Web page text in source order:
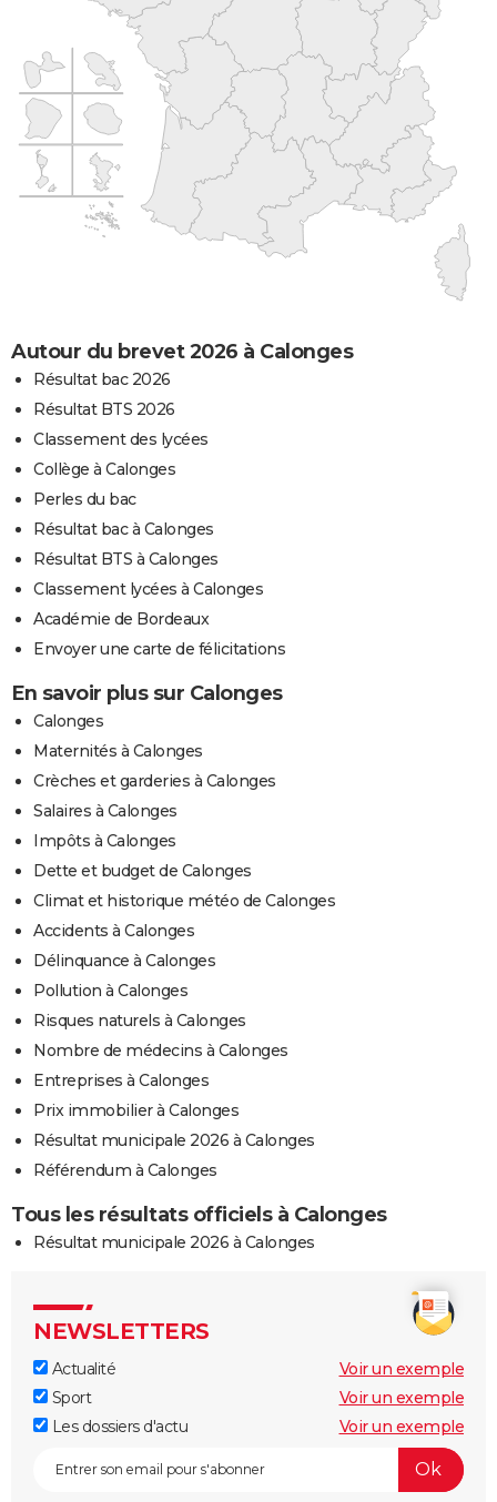
Autour du brevet 2026 à Calonges
Résultat bac 2026
Résultat BTS 2026
Classement des lycées
Collège à Calonges
Perles du bac
Résultat bac à Calonges
Résultat BTS à Calonges
Classement lycées à Calonges
Académie de Bordeaux
Envoyer une carte de félicitations
En savoir plus sur Calonges
Calonges
Maternités à Calonges
Crèches et garderies à Calonges
Salaires à Calonges
Impôts à Calonges
Dette et budget de Calonges
Climat et historique météo de Calonges
Accidents à Calonges
Délinquance à Calonges
Pollution à Calonges
Risques naturels à Calonges
Nombre de médecins à Calonges
Entreprises à Calonges
Prix immobilier à Calonges
Résultat municipale 2026 à Calonges
Référendum à Calonges
Tous les résultats officiels à Calonges
Résultat municipale 2026 à Calonges
NEWSLETTERS
Actualité
Voir un exemple
Sport
Voir un exemple
Les dossiers d'actu
Voir un exemple